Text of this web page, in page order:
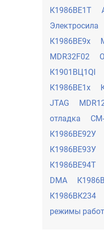
К1986ВЕ1Т
Электросила
К1986ВЕ9х
MDR32F02
К1901ВЦ1QI
К1986ВЕ1х
JTAG
отладка
К1986ВЕ92У
К1986ВЕ93У
К1986ВЕ94Т
DMA
К1986ВК234
режимы